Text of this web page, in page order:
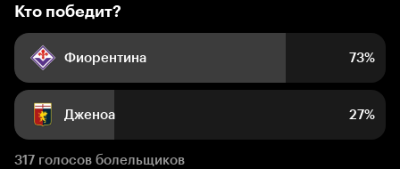
Кто победит?
Фиорентина 73%
Дженоа 27%
317 голосов болельщиков